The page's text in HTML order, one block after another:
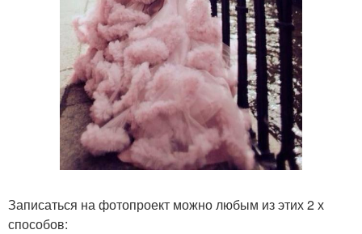
Записаться на фотопроект можно любым из этих 2 х
способов: